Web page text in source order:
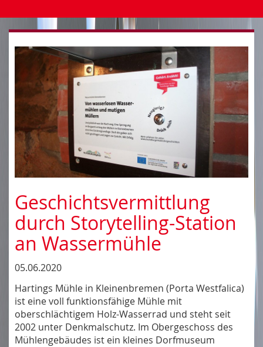
Geschichtsvermittlung
durch Storytelling-Station
an Wassermühle
05.06.2020
Hartings Mühle in Kleinenbremen (Porta Westfalica)
ist eine voll funktionsfähige Mühle mit
oberschlächtigem Holz-Wasserrad und steht seit
2002 unter Denkmalschutz. Im Obergeschoss des
Mühlengebäudes ist ein kleines Dorfmuseum